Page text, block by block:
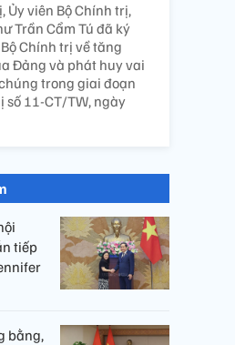
Ủy viên Bộ Chính trị,
Trần Cẩm Tú đã ký
Chính trị về tăng
Đảng và phát huy vai
trong giai đoạn
11-CT/TW, ngày
tiếp
bằng,